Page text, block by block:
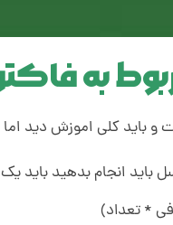
به
کلی اموزش دید اما
باید انجام بدهید
* تعداد)